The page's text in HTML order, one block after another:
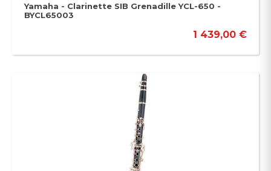
Yamaha - Clarinette SIB Grenadille YCL-650 -
BYCL65003
1 439,00 €